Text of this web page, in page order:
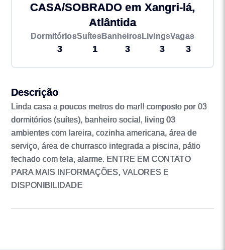
CASA/SOBRADO em Xangri-lá,
Atlântida
Dormitórios
3
Suítes
1
Banheiros
3
Livings
3
Vagas
3
Descrição
Linda casa a poucos metros do mar!! composto por 03
dormitórios (suítes), banheiro social, living 03
ambientes com lareira, cozinha americana, área de
serviço, área de churrasco integrada a piscina, pátio
fechado com tela, alarme. ENTRE EM CONTATO
PARA MAIS INFORMAÇÕES, VALORES E
DISPONIBILIDADE